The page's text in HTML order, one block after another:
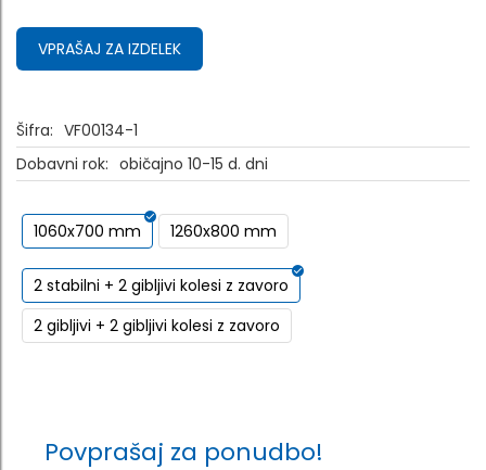
VPRAŠAJ ZA IZDELEK
Šifra: VF00134-1
Dobavni rok: običajno 10-15 d. dni
1060x700 mm 1260x800 mm
2 stabilni + 2 gibljivi kolesi z zavoro
2 gibljivi + 2 gibljivi kolesi z zavoro
Povprašaj za ponudbo!